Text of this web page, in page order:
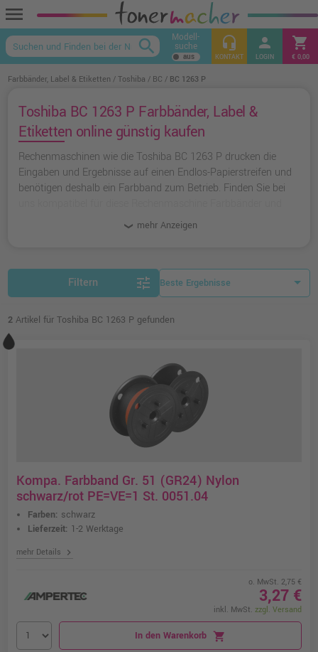
menu
keyboard_arrow_up
search Modell-
suche headset_mic
KONTAKT
person
LOGIN
shopping_cart
€ 0,00
Farbbänder, Label & Etiketten Toshiba BC BC 1263 P
Toshiba BC 1263 P Farbbänder, Label &
Etiketten online günstig kaufen
Rechenmaschinen wie die Toshiba BC 1263 P drucken die
Eingaben und Ergebnisse auf einen Endlos-Papierstreifen und
benötigen deshalb ein Farbband zum Betrieb. Finden Sie bei
mehr Anzeigen
Filtern tune
2 Artikel für Toshiba BC 1263 P gefunden
Kompa. Farbband Gr. 51 (GR24) Nylon
schwarz/rot PE=VE=1 St. 0051.04
Farben: schwarz
Lieferzeit: 1-2 Werktage
mehr Details chevron_right
o. MwSt. 2,75 €
3,27 €
inkl. MwSt. zzgl. Versand
In den Warenkorb shopping_cart